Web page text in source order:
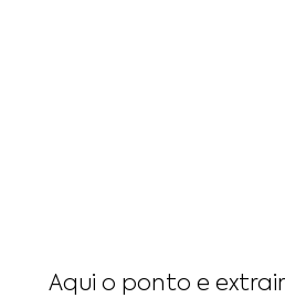
Aqui o ponto e